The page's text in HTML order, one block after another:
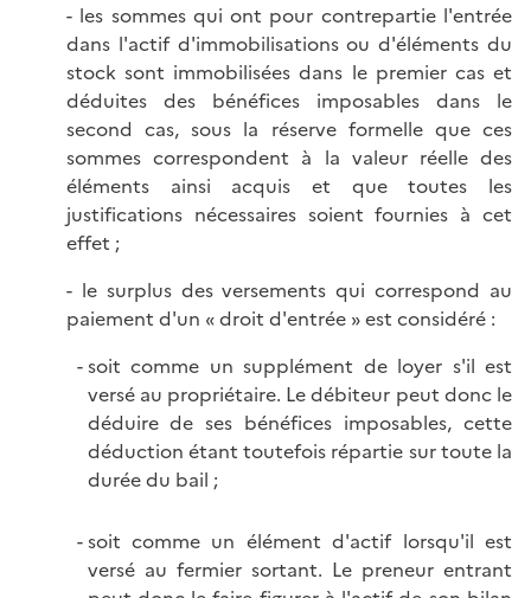
- les sommes qui ont pour contrepartie l'entrée
dans l'actif d'immobilisations ou d'éléments du
stock sont immobilisées dans le premier cas et
déduites des bénéfices imposables dans le
second cas, sous la réserve formelle que ces
sommes correspondent à la valeur réelle des
éléments ainsi acquis et que toutes les
justifications nécessaires soient fournies à cet
effet ;
- le surplus des versements qui correspond au
paiement d'un « droit d'entrée » est considéré :
soit comme un supplément de loyer s'il est
versé au propriétaire. Le débiteur peut donc le
déduire de ses bénéfices imposables, cette
déduction étant toutefois répartie sur toute la
durée du bail ;
soit comme un élément d'actif lorsqu'il est
versé au fermier sortant. Le preneur entrant